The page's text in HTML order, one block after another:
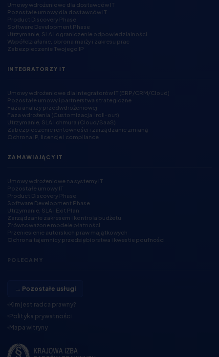
Umowy wdrożeniowe dla dostawców IT
Pozostałe umowy dla dostawców IT
Product Discovery Phase
Software Development Phase
Utrzymanie, SLA i ograniczenie odpowiedzialności
Współdziałanie, obrona marży i zakresu prac
Zabezpieczenie Twojego IP
INTEGRATORZY IT
Umowy wdrożeniowe dla Integratorów IT (ERP/CRM/Cloud)
Pozostałe umowy i partnerstwa strategiczne
Faza analizy przedwdrożeniowej
Faza wdrożenia (Customizacja i roll-out)
Utrzymanie, SLA i chmura (Cloud/SaaS)
Zabezpieczenie rentowności i zarządzanie zmianą
Ochrona IP, licencje i compliance
ZAMAWIAJĄCY IT
Umowy wdrożeniowe na systemy IT
Pozostałe umowy IT
Product Discovery Phase
Software Development Phase
Utrzymanie, SLA i Exit Plan
Zarządzanie zakresem i kontrola budżetu
Zrównoważone modele płatności
Przeniesienie autorskich praw majątkowych
Ochrona tajemnicy przedsiębiorstwa i kwestie poufności
POLECAMY
→ Pozostałe usługi
Kim jest radca prawny?
Polityka prywatności
Mapa witryny